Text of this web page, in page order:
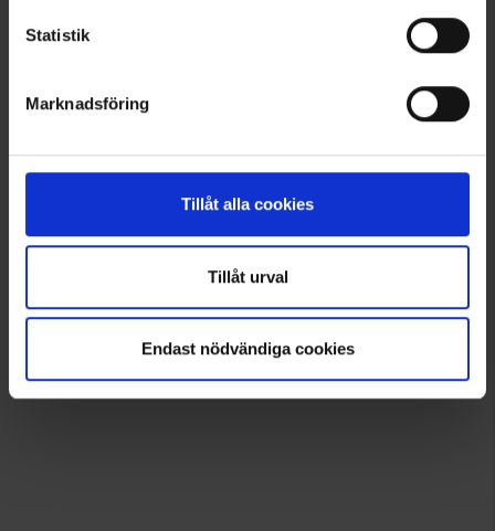
Statistik
Marknadsföring
Tillåt alla cookies
Tillåt urval
Endast nödvändiga cookies
14,95 €
Muut ostivat myös
Lisää inspiraatiota varten!
Seuraa meitä Instagramissa @engelsons_europe